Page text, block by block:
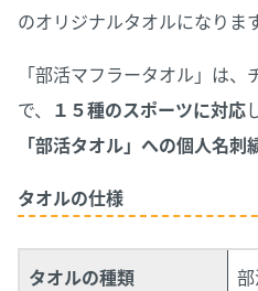
のオリジナルタオルになります
「部活マフラータオル」は
で、 １５種のスポーツに対応
「部活タオル」への個人名
タオルの仕様
タオルの種類